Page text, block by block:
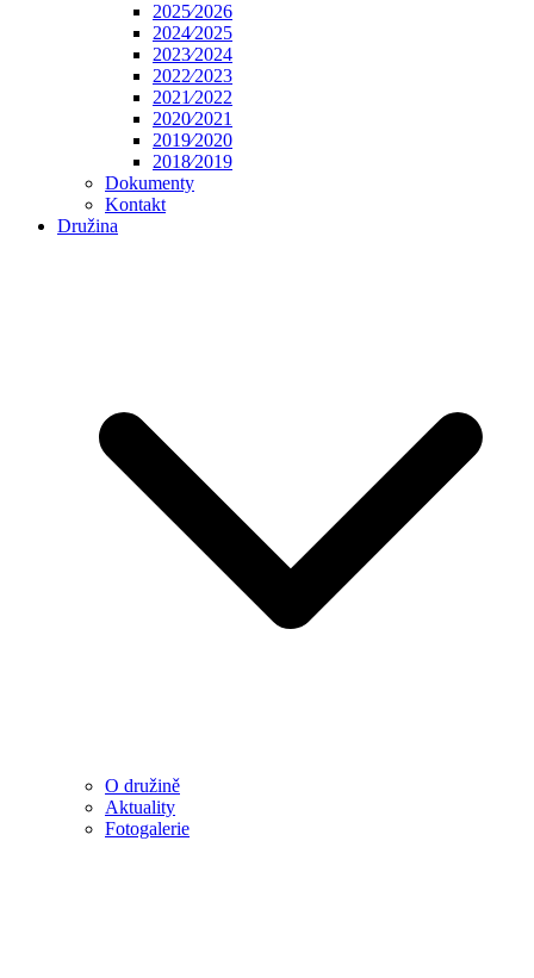
2025⁄2026
2024⁄2025
2023⁄2024
2022⁄2023
2021⁄2022
2020⁄2021
2019⁄2020
2018⁄2019
Dokumenty
Kontakt
Družina
O družině
Aktuality
Fotogalerie